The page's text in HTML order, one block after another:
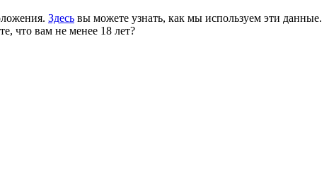
Здесь вы можете узнать, как мы используем эти данные.
что вам не менее 18 лет?